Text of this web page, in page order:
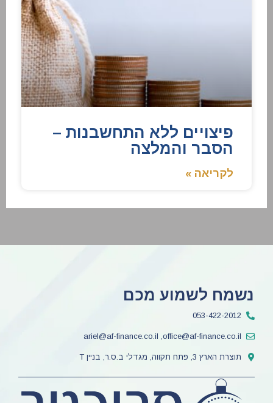
פיצויים ללא התחשבנות –
הסבר והמלצה
לקריאה »
נשמח לשמוע מכם
053-422-2012
ariel@af-finance.co.il ,office@af-finance.co.il
תוצרת הארץ 3, פתח תקווה, מגדלי ב.ס.ר, בניין T